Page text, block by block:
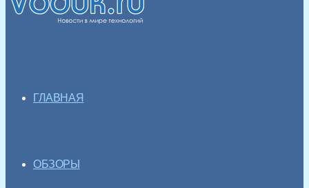
ГЛАВНАЯ
ОБЗОРЫ